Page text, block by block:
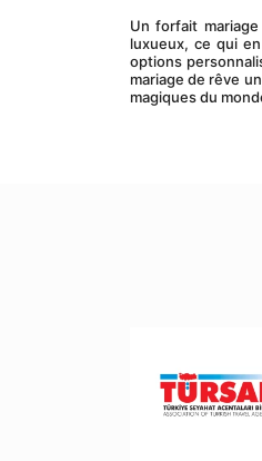
Un forfait
luxueux, ce qui
options
mariage de rêve
magiques du